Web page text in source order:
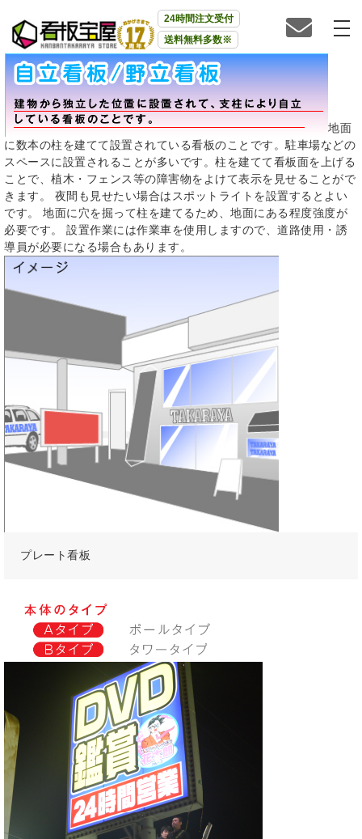
24時間注文受付
送料無料多数※
地面
に数本の柱を建てて設置されている看板のことです。駐車場などの
スペースに設置されることが多いです。柱を建てて看板面を上げる
ことで、植木・フェンス等の障害物をよけて表示を見せることがで
きます。 夜間も見せたい場合はスポットライトを設置するとよい
です。 地面に穴を掘って柱を建てるため、地面にある程度強度が
必要です。 設置作業には作業車を使用しますので、道路使用・誘
導員が必要になる場合もあります。
プレート看板